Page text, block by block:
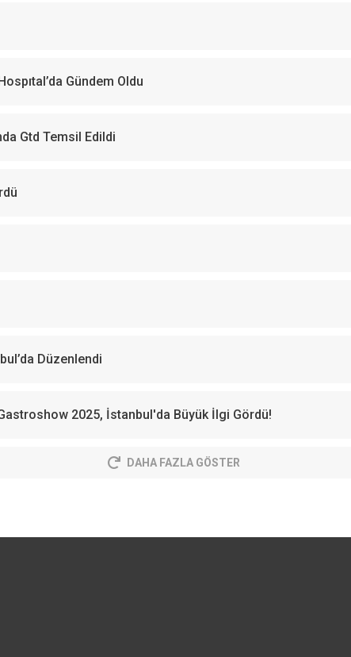
Gündem Oldu
Gtd Temsil Edildi
Düzenlendi
2025, İstanbul'da Büyük İlgi Gördü!
DAHA FAZLA GÖSTER